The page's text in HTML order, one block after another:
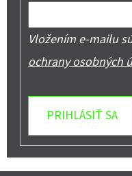
Vložením e-mailu
ochrany osobných
PRIHLÁSIŤ SA